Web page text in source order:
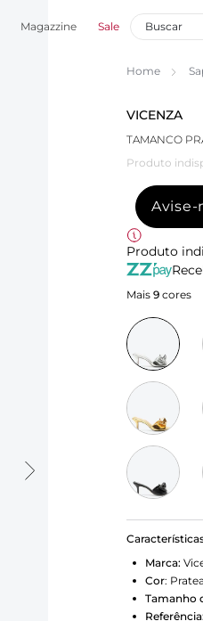
Magazzine Sale
Home
VICENZA
TAMANCO
Produto
Avise-
Produto
Mais 9 cores
Marca:
Cor:
Tamanho
Referência: